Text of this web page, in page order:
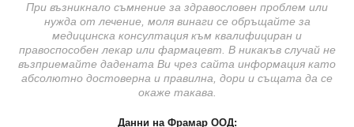
При възникнало съмнение за здравословен проблем или
нужда от лечение, моля винаги се обръщайте за
медицинска консултация към квалифициран и
правоспособен лекар или фармацевт. В никакъв случай не
възприемайте дадената Ви чрез сайта информация като
абсолютно достоверна и правилна, дори и същата да се
окаже такава.
Данни на Фрамар ООД: